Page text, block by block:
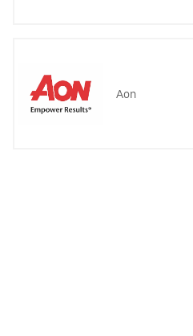
Aon